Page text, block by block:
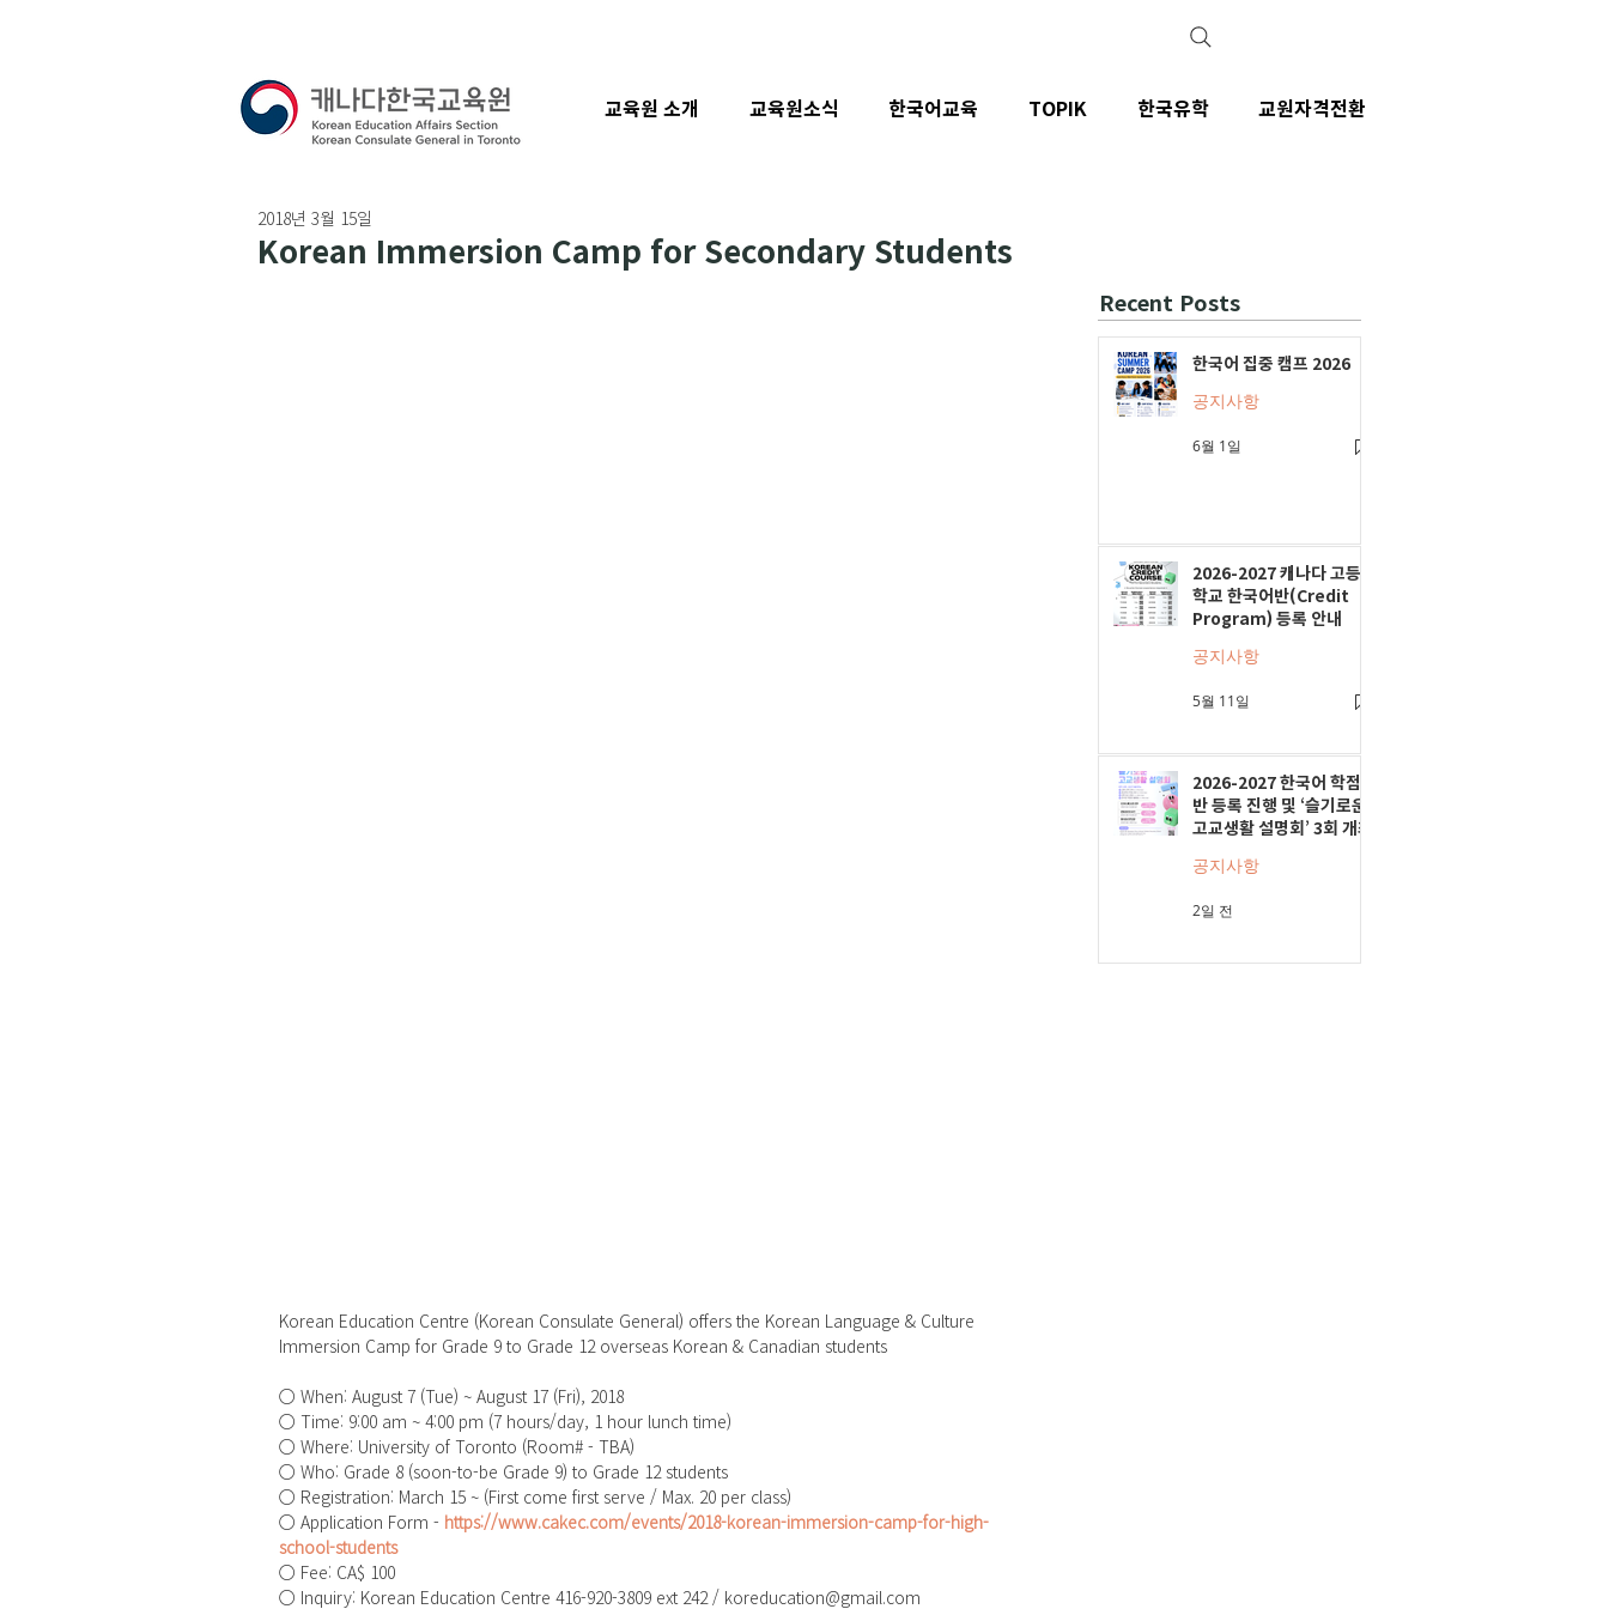
Korean Immersion Camp for Secondary Students
2018년 3월 15일
Korean Education Centre (Korean Consulate General) offers the Korean Language & Culture
Immersion Camp for Grade 9 to Grade 12 overseas Korean & Canadian students
○ When: August 7 (Tue) ~ August 17 (Fri), 2018
○ Time: 9:00 am ~ 4:00 pm (7 hours/day, 1 hour lunch time)
○ Where: University of Toronto (Room# - TBA)
○ Who: Grade 8 (soon-to-be Grade 9) to Grade 12 students
○ Registration: March 15 ~ (First come first serve / Max. 20 per class)
○ Application Form - https://www.cakec.com/events/2018-korean-immersion-camp-for-high-
school-students
○ Fee: CA$ 100
○ Inquiry: Korean Education Centre 416-920-3809 ext 242 / koreducation@gmail.com
Recent Posts
한국어 집중 캠프 2026
공지사항
6월 1일
2026-2027 캐나다 고등
학교 한국어반(Credit
Program) 등록 안내
공지사항
5월 11일
2026-2027 한국어 학점
반 등록 진행 및 ‘슬기로운
고교생활 설명회’ 3회 개최
공지사항
2일 전
교육원 소개 교육원소식 한국어교육 TOPIK 한국유학 교원자격전환